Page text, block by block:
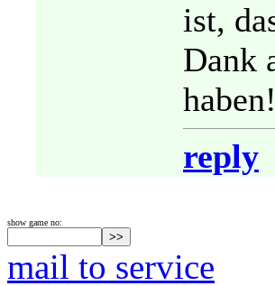
ist,
Dank
reply
show game no:
mail to service